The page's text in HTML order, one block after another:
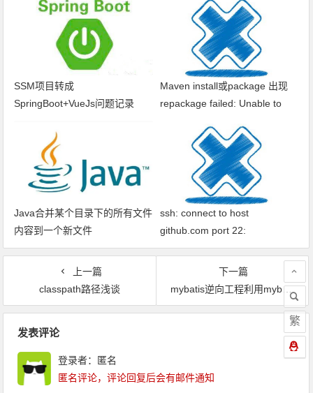
SSM项目转成
SpringBoot+VueJs问题记录
Maven install或package 出现
repackage failed: Unable to
Java合并某个目录下的所有文件
内容到一个新文件
ssh: connect to host
github.com port 22:
Connection timed out fatal: xxx
上一篇
classpath路径浅谈
下一篇
mybatis逆向工程利用mybatis-generator-core自动生成代码
发表评论
登录者：匿名
匿名评论，评论回复后会有邮件通知
繁